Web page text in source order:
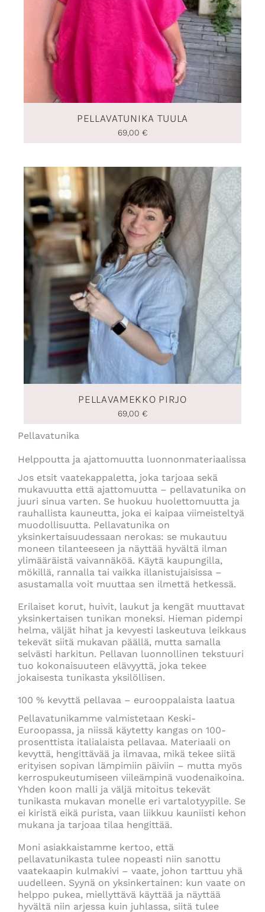
PELLAVATUNIKA TUULA
69,00 €
PELLAVAMEKKO PIRJO
69,00 €
Pellavatunika
Helppoutta ja ajattomuutta luonnonmateriaalissa
Jos etsit vaatekappaletta, joka tarjoaa sekä
mukavuutta että ajattomuutta – pellavatunika on
juuri sinua varten. Se huokuu huolettomuutta ja
rauhallista kauneutta, joka ei kaipaa viimeisteltyä
muodollisuutta. Pellavatunika on
yksinkertaisuudessaan nerokas: se mukautuu
moneen tilanteeseen ja näyttää hyvältä ilman
ylimääräistä vaivannäköä. Käytä kaupungilla,
mökillä, rannalla tai vaikka illanistujaisissa –
asustamalla voit muuttaa sen ilmettä hetkessä.
Erilaiset korut, huivit, laukut ja kengät muuttavat
yksinkertaisen tunikan moneksi. Hieman pidempi
helma, väljät hihat ja kevyesti laskeutuva leikkaus
tekevät siitä mukavan päällä, mutta samalla
selvästi harkitun. Pellavan luonnollinen tekstuuri
tuo kokonaisuuteen elävyyttä, joka tekee
jokaisesta tunikasta yksilöllisen.
100 % kevyttä pellavaa – eurooppalaista laatua
Pellavatunikamme valmistetaan Keski-
Euroopassa, ja niissä käytetty kangas on 100-
prosenttista italialaista pellavaa. Materiaali on
kevyttä, hengittävää ja ilmavaa, mikä tekee siitä
erityisen sopivan lämpimiin päiviin – mutta myös
kerrospukeutumiseen viileämpinä vuodenaikoina.
Yhden koon malli ja väljä mitoitus tekevät
tunikasta mukavan monelle eri vartalotyypille. Se
ei kiristä eikä purista, vaan liikkuu kauniisti kehon
mukana ja tarjoaa tilaa hengittää.
Moni asiakkaistamme kertoo, että
pellavatunikasta tulee nopeasti niin sanottu
vaatekaapin kulmakivi – vaate, johon tarttuu yhä
uudelleen. Syynä on yksinkertainen: kun vaate on
helppo pukea, miellyttävä käyttää ja näyttää
hyvältä niin arjessa kuin juhlassa, siitä tulee